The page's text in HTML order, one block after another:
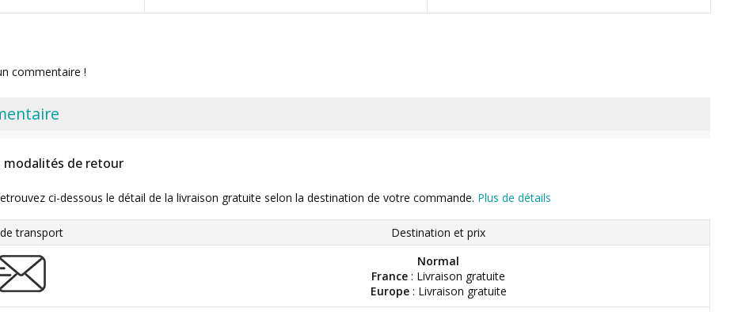
commentaire !
modalités de retour
ci-dessous le détail de la livraison gratuite selon la destination de votre commande. Plus de détails
transport
Destination et prix
Normal
France : Livraison gratuite
Europe: Livraison gratuite